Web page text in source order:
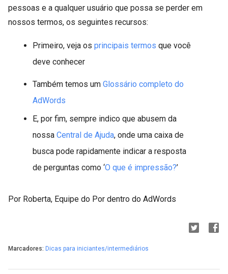
pessoas e a qualquer usuário que possa se perder em
nossos termos, os seguintes recursos:
Primeiro, veja os principais termos que você
deve conhecer
Também temos um Glossário completo do
AdWords
E, por fim, sempre indico que abusem da
nossa Central de Ajuda, onde uma caixa de
busca pode rapidamente indicar a resposta
de perguntas como ‘O que é impressão?’
Por Roberta, Equipe do Por dentro do AdWords
Marcadores: Dicas para iniciantes/intermediários